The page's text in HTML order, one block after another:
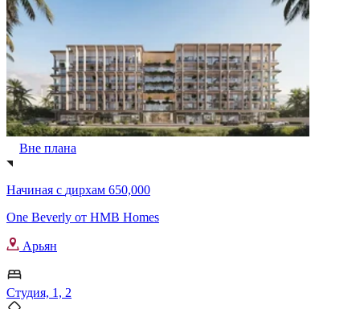
Вне плана
Начиная с дирхам 650,000
One Beverly от HMB Homes
Арьян
Студия, 1, 2